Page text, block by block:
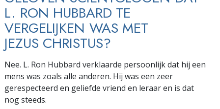
L. RON HUBBARD TE
VERGELIJKEN WAS MET
JEZUS CHRISTUS?
Nee. L. Ron Hubbard verklaarde persoonlijk dat hij een
mens was zoals alle anderen. Hij was een zeer
gerespecteerd en geliefde vriend en leraar en is dat
nog steeds.